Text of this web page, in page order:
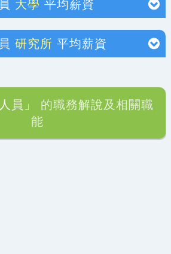
大學 平均薪資
研究所 平均薪資
員」
的職務解說及相關職
能